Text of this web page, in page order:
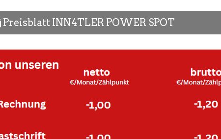
Preisblatt INN4TLER POWER SPOT